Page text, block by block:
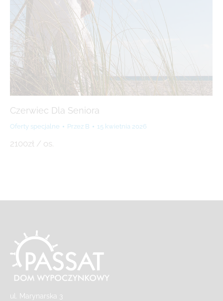
Czerwiec Dla Seniora
Oferty specjalne Przez B 15 kwietnia 2026
2100zł / os.
ul. Marynarska 3